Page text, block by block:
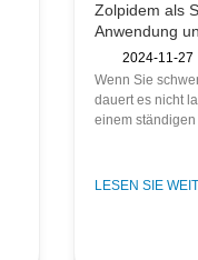
Zolpidem als
Anwendung
Wenn Sie
dauert es nicht
einem ständigen
LESEN SIE
2024-11-27